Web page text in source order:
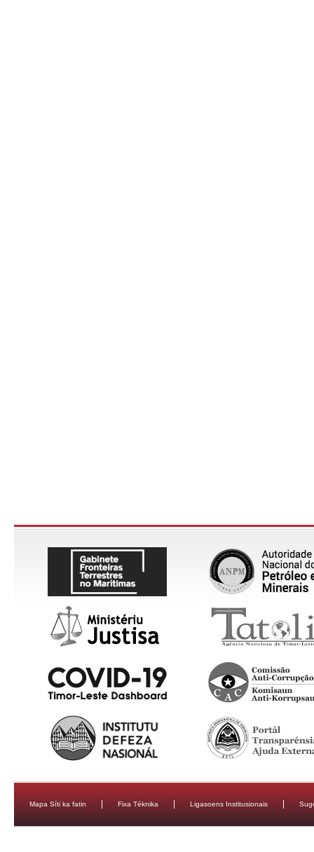
Mapa Síti ka fatin Fixa Téknika Ligasoens Institusionais